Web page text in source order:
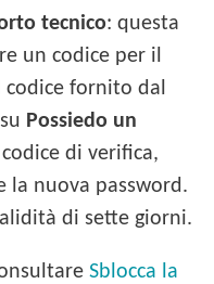
tecnico: questa
un codice per il
fornito dal
Possiedo un
di verifica,
la nuova password.
di sette giorni.
Sblocca la